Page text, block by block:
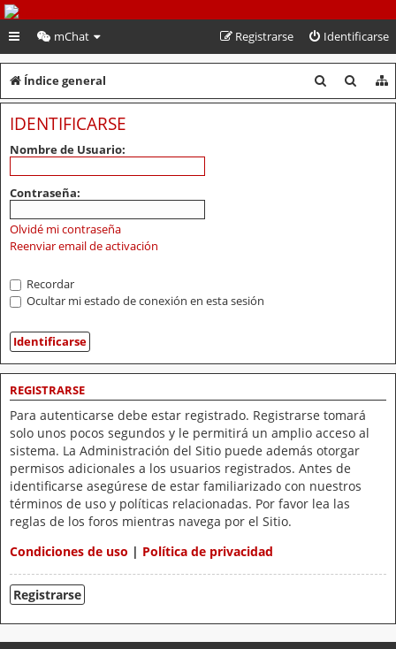
PeruVoley.com
mChat Identificarse
Registrarse
Índice general
u
u
IDENTIFICARSE
Nombre de Usuario:
Contraseña:
Olvidé mi contraseña
Reenviar email de activación
Recordar
Ocultar mi estado de conexión en esta sesión
REGISTRARSE
Para autenticarse debe estar registrado. Registrarse tomará
solo unos pocos segundos y le permitirá un amplio acceso al
sistema. La Administración del Sitio puede además otorgar
permisos adicionales a los usuarios registrados. Antes de
identificarse asegúrese de estar familiarizado con nuestros
términos de uso y políticas relacionadas. Por favor lea las
reglas de los foros mientras navega por el Sitio.
Condiciones de uso | Política de privacidad
Registrarse